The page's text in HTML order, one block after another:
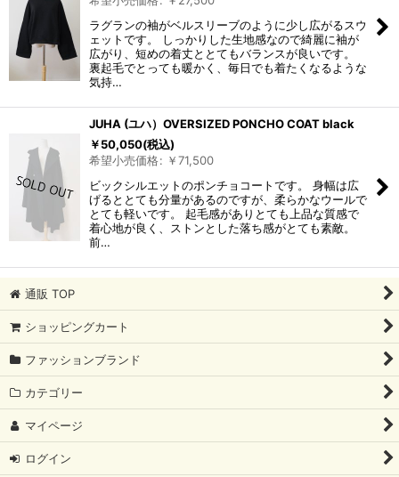
絞り込む
ラグランの袖がベルスリーブのように少し広がるスウ
ェットです。 しっかりした生地感なので綺麗に袖が
広がり、短めの着丈ととてもバランスが良いです。
裏起毛でとっても暖かく、毎日でも着たくなるような
気持…
JUHA (ユハ）OVERSIZED PONCHO COAT black
￥50,050(税込)
希望小売価格: ￥71,500
ビックシルエットのポンチョコートです。 身幅は広
げるととても分量があるのですが、柔らかなウールで
とても軽いです。 起毛感がありとても上品な質感で
着心地が良く、ストンとした落ち感がとても素敵。
前…
通販 TOP
ショッピングカート
ファッションブランド
カテゴリー
マイページ
ログイン